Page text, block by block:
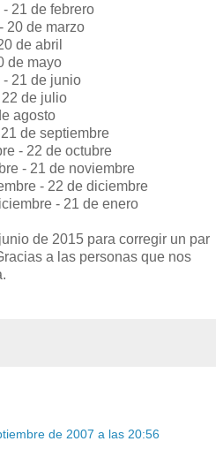
21 de febrero
20 de marzo
de abril
de mayo
- 21 de junio
de julio
agosto
de septiembre
- 22 de octubre
- 21 de noviembre
- 22 de diciembre
- 21 de enero
de 2015 para corregir un par
a las personas que nos
de 2007 a las 20:56